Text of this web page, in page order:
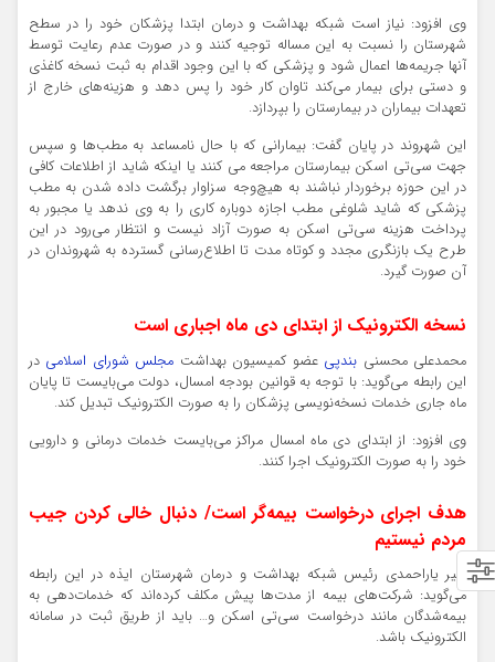
وی افزود: نیاز است شبکه بهداشت و درمان ابتدا پزشکان خود را در سطح
شهرستان را نسبت به این مساله توجیه کنند و در صورت عدم رعایت توسط
آنها جریمه‌ها اعمال شود و پزشکی که با این وجود اقدام به ثبت نسخه کاغذی
و دستی برای بیمار می‌کند تاوان کار خود را پس دهد و هزینه‌های خارج از
تعهدات بیماران در بیمارستان را بپردازد.
این شهروند در پایان گفت: بیمارانی که با حال نامساعد به مطب‌ها و سپس
جهت سی‌تی اسکن بیمارستان مراجعه می کنند یا اینکه شاید از اطلاعات کافی
در این حوزه برخوردار نباشند به هیچ‌وجه سزاوار برگشت داده شدن به مطب‌
پزشکی که شاید شلوغی مطب اجازه دوباره کاری را به وی ندهد یا مجبور به
پرداخت هزینه سی‌تی اسکن به صورت آزاد نیست و انتظارمی‌رود در این
طرح یک بازنگری مجدد و کوتاه مدت تا اطلاع‌رسانی گسترده به شهروندان در
آن صورت گیرد.
نسخه الکترونیک از ابتدای دی ماه اجباری است
محمدعلی محسنی بندپی عضو کمیسیون بهداشت مجلس شورای اسلامی در
این رابطه می‌گوید:با توجه به قوانین بودجه امسال، دولت می‌بایست تا پایان
ماه جاری خدمات نسخه‌نویسی پزشکان را به صورت الکترونیک تبدیل کند.
وی افزود: از ابتدای دی ماه امسال مراکز می‌بایست خدمات درمانی و دارویی
خود را به صورت الکترونیک اجرا کنند.
هدف اجرای درخواست بیمه‌گر است/ دنبال خالی کردن جیب
مردم نیستیم
امیر یاراحمدی رئیس شبکه بهداشت و درمان شهرستان ایذه در این رابطه
می‌گوید: شرکت‌های بیمه از مدت‌ها پیش مکلف کرده‌اند که خدمات‌دهی به
بیمه‌شدگان مانند درخواست سی‌تی اسکن و… باید از طریق ثبت در سامانه
الکترونیک باشد.